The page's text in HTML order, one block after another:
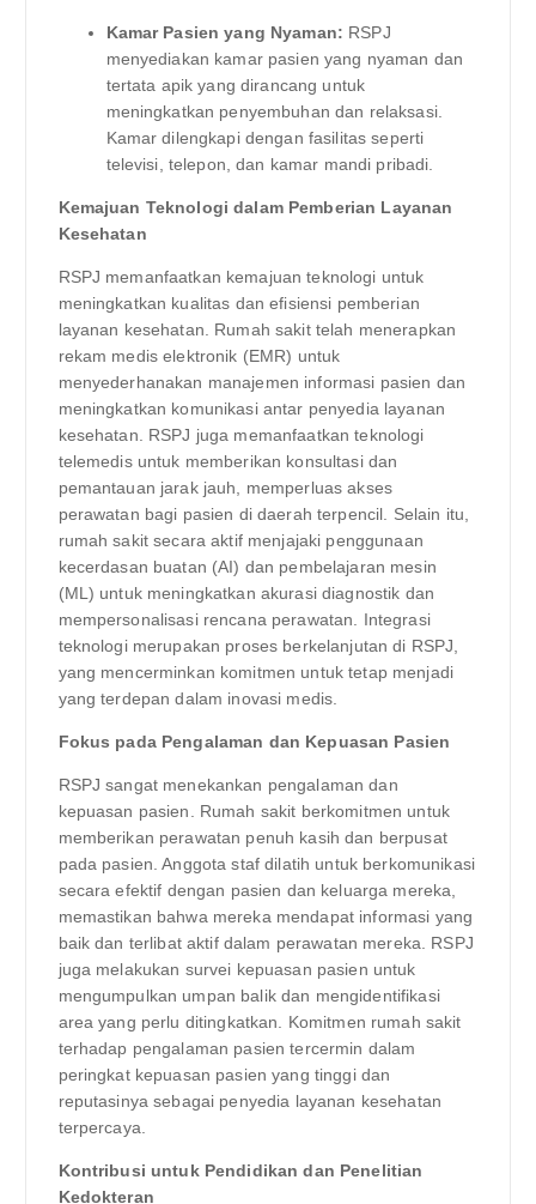
Kamar Pasien yang Nyaman: RSPJ
menyediakan kamar pasien yang nyaman dan
tertata apik yang dirancang untuk
meningkatkan penyembuhan dan relaksasi.
Kamar dilengkapi dengan fasilitas seperti
televisi, telepon, dan kamar mandi pribadi.
Kemajuan Teknologi dalam Pemberian Layanan
Kesehatan
RSPJ memanfaatkan kemajuan teknologi untuk
meningkatkan kualitas dan efisiensi pemberian
layanan kesehatan. Rumah sakit telah menerapkan
rekam medis elektronik (EMR) untuk
menyederhanakan manajemen informasi pasien dan
meningkatkan komunikasi antar penyedia layanan
kesehatan. RSPJ juga memanfaatkan teknologi
telemedis untuk memberikan konsultasi dan
pemantauan jarak jauh, memperluas akses
perawatan bagi pasien di daerah terpencil. Selain itu,
rumah sakit secara aktif menjajaki penggunaan
kecerdasan buatan (AI) dan pembelajaran mesin
(ML) untuk meningkatkan akurasi diagnostik dan
mempersonalisasi rencana perawatan. Integrasi
teknologi merupakan proses berkelanjutan di RSPJ,
yang mencerminkan komitmen untuk tetap menjadi
yang terdepan dalam inovasi medis.
Fokus pada Pengalaman dan Kepuasan Pasien
RSPJ sangat menekankan pengalaman dan
kepuasan pasien. Rumah sakit berkomitmen untuk
memberikan perawatan penuh kasih dan berpusat
pada pasien. Anggota staf dilatih untuk berkomunikasi
secara efektif dengan pasien dan keluarga mereka,
memastikan bahwa mereka mendapat informasi yang
baik dan terlibat aktif dalam perawatan mereka. RSPJ
juga melakukan survei kepuasan pasien untuk
mengumpulkan umpan balik dan mengidentifikasi
area yang perlu ditingkatkan. Komitmen rumah sakit
terhadap pengalaman pasien tercermin dalam
peringkat kepuasan pasien yang tinggi dan
reputasinya sebagai penyedia layanan kesehatan
terpercaya.
Kontribusi untuk Pendidikan dan Penelitian
Kedokteran